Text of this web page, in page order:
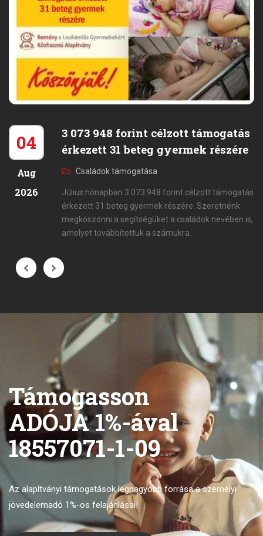
04
Aug
2026
3 073 948 forint célzott támogatás
érkezett 31 beteg gyermek részére
Családok támogatása
Július hónapban 3 073 948 forint célzott támogatás
érkezett 31 beteg gyermek részére. Szeretnénk
megköszönni a segítségüket a családok nevében is,
amelyet továbbítottuk a számukra.
Támogasson
ADÓJA 1%-ával
18557071-1-09
Az alapítványi támogatások legnagyobb forrásaa személyi
jövedelemadó 1%-os felajánlásai!